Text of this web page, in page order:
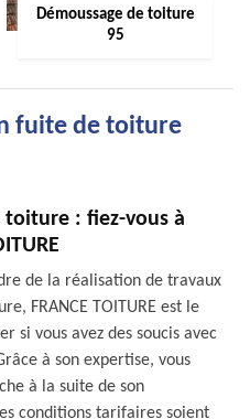
Démoussage de toiture
95
fuite de toiture
toiture : fiez-vous à
de la réalisation de travaux
FRANCE TOITURE est le
si vous avez des soucis avec
à son expertise, vous
à la suite de son
conditions tarifaires soient